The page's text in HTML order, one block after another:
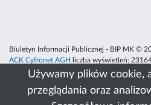
Używamy plików cookie,
przeglądania oraz
Biuletyn Informacji Publicznej - BIP MK ©
ACK Cyfronet AGH
liczba wyświetleń: